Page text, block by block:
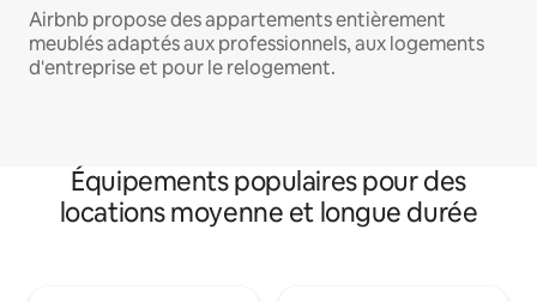
Airbnb propose des appartements entièrement
meublés adaptés aux professionnels, aux logements
d'entreprise et pour le relogement.
Équipements populaires pour des
locations moyenne et longue durée